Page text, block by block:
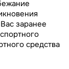
заранее
средства